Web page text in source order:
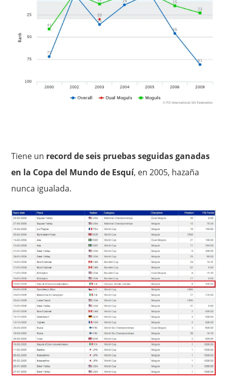
Tiene un record de seis pruebas seguidas ganadas
en la Copa del Mundo de Esquí, en 2005, hazaña
nunca igualada.